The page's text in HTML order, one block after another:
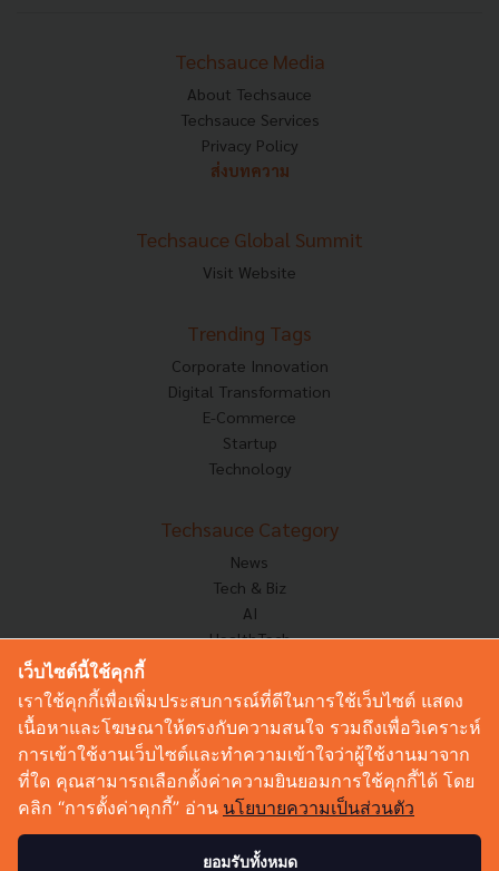
Techsauce Media
About Techsauce
Techsauce Services
Privacy Policy
ส่งบทความ
Techsauce Global Summit
Visit Website
Trending Tags
Corporate Innovation
Digital Transformation
E-Commerce
Startup
Technology
Techsauce Category
News
Tech & Biz
AI
HealthTech
Corp Innov
Saucy Thoughts
Based On
Sustainable
Videos
Podcast
เว็บไซต์นี้ใช้คุกกี้
เราใช้คุกกี้เพื่อเพิ่มประสบการณ์ที่ดีในการใช้เว็บไซต์ แสดง
เนื้อหาและโฆษณาให้ตรงกับความสนใจ รวมถึงเพื่อวิเคราะห์
การเข้าใช้งานเว็บไซต์และทำความเข้าใจว่าผู้ใช้งานมาจาก
ที่ใด คุณสามารถเลือกตั้งค่าความยินยอมการใช้คุกกี้ได้ โดย
คลิก “การตั้งค่าคุกกี้” อ่าน นโยบายความเป็นส่วนตัว
ยอมรับทั้งหมด